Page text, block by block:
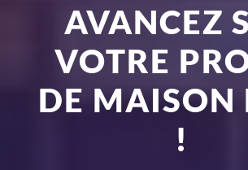
AVANCEZ
VOTRE
DE MAISON
!